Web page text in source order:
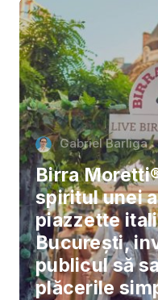
Gabriel Barliga
Birra
spiritul unei
piazzette
București,
publicul să
plăcerile